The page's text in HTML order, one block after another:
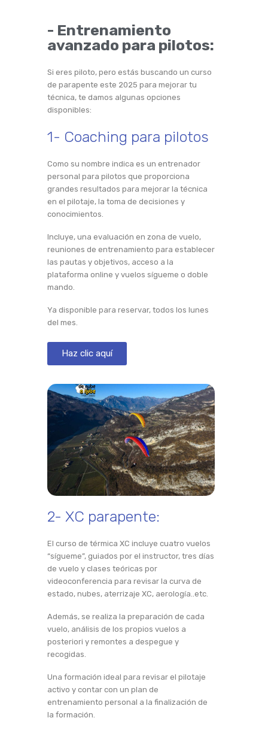
- Entrenamiento
avanzado para pilotos:
Si eres piloto, pero estás buscando un curso
de parapente este 2025 para mejorar tu
técnica, te damos algunas opciones
disponibles:
1- Coaching para pilotos
Como su nombre indica es un entrenador
personal para pilotos que proporciona
grandes resultados para mejorar la técnica
en el pilotaje, la toma de decisiones y
conocimientos.
Incluye, una evaluación en zona de vuelo,
reuniones de entrenamiento para establecer
las pautas y objetivos, acceso a la
plataforma online y vuelos sígueme o doble
mando.
Ya disponible para reservar, todos los lunes
del mes.
Haz clic aquí
2- XC parapente:
El curso de térmica XC incluye cuatro vuelos
“sígueme”, guiados por el instructor, tres días
de vuelo y clases teóricas por
videoconferencia para revisar la curva de
estado, nubes, aterrizaje XC, aerología..etc.
Además, se realiza la preparación de cada
vuelo, análisis de los propios vuelos a
posteriori y remontes a despegue y
recogidas.
Una formación ideal para revisar el pilotaje
activo y contar con un plan de
entrenamiento personal a la finalización de
la formación.